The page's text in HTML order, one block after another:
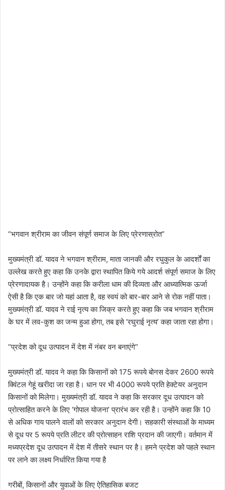
“भगवान श्रीराम का जीवन संपूर्ण समाज के लिए प्रेरणास्रोत”
मुख्यमंत्री डॉ. यादव ने भगवान श्रीराम, माता जानकी और रघुकुल के आदर्शों का
उल्लेख करते हुए कहा कि उनके द्वारा स्थापित किये गये आदर्श संपूर्ण समाज के लिए
प्रेरणादायक है। उन्होंने कहा कि करीला धाम की दिव्यता और आध्यात्मिक ऊर्जा
ऐसी है कि एक बार जो यहां आता है, वह स्वयं को बार-बार आने से रोक नहीं पाता।
मुख्यमंत्री डॉ. यादव ने राई नृत्य का जिक्र करते हुए कहा कि जब भगवान श्रीराम
के घर में लव-कुश का जन्म हुआ होगा, तब इसे ‘रघुराई नृत्य’ कहा जाता रहा होगा।
“प्रदेश को दूध उत्पादन में देश में नंबर वन बनाएंगे”
मुख्यमंत्री डॉ. यादव ने कहा कि किसानों को 175 रूपये बोनस देकर 2600 रूपये
क्विंटल गेहूं खरीदा जा रहा है। धान पर भी 4000 रूपये प्रति हेक्टेयर अनुदान
किसानों को मिलेगा। मुख्यमंत्री डॉ. यादव ने कहा कि सरकार दूध उत्पादन को
प्रोत्साहित करने के लिए ‘गोपाल योजना’ प्रारंभ कर रही है। उन्होंने कहा कि 10
से अधिक गाय पालने वालों को सरकार अनुदान देगी। सहकारी संस्थाओं के माध्यम
से दूध पर 5 रूपये प्रति लीटर की प्रोत्साहन राशि प्रदान की जाएगी। वर्तमान में
मध्यप्रदेश दूध उत्पादन में देश में तीसरे स्थान पर है। हमने प्रदेश को पहले स्थान
पर लाने का लक्ष्य निर्धारित किया गया है
गरीबों, किसानों और युवाओं के लिए ऐतिहासिक बजट